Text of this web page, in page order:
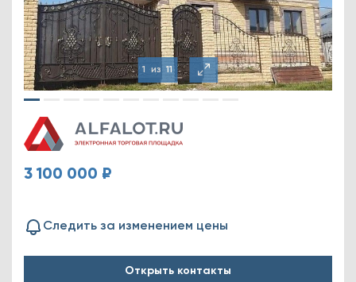
1 из11
3 100 000 ₽
Следить за изменением цены
Открыть контакты